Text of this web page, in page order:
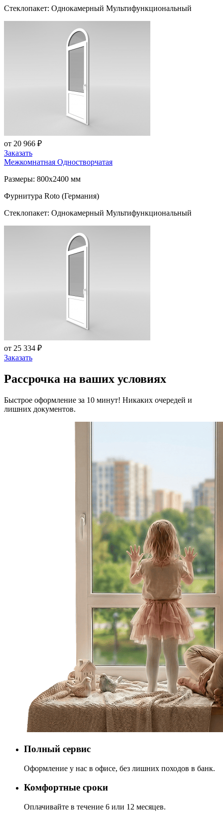
Стеклопакет: Однокамерный Мультифункциональный
от 20 966 ₽
Заказать
Межкомнатная Одностворчатая
Размеры: 800x2400 мм
Фурнитура Roto (Германия)
Стеклопакет: Однокамерный Мультифункциональный
от 25 334 ₽
Заказать
Рассрочка на ваших условиях
Быстрое оформление за 10 минут! Никаких очередей и
лишних документов.
Полный сервис
Оформление у нас в офисе, без лишних походов в банк.
Комфортные сроки
Оплачивайте в течение 6 или 12 месяцев.